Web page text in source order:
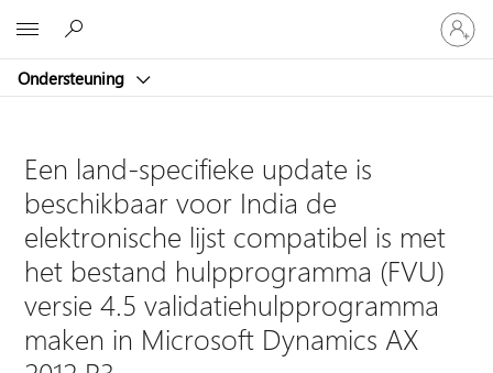
Ondersteuning
Meld
je
aan
je
Een land-specifieke update is
beschikbaar voor India de
elektronische lijst compatibel is met
het bestand hulpprogramma (FVU)
versie 4.5 validatiehulpprogramma
maken in Microsoft Dynamics AX